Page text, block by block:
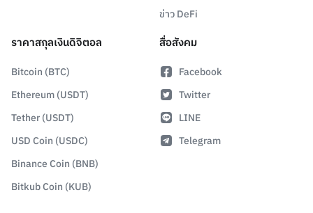
ข่าว DeFi
ราคาสกุลเงินดิจิตอล
Bitcoin (BTC)
Ethereum (USDT)
Tether (USDT)
USD Coin (USDC)
Binance Coin (BNB)
Bitkub Coin (KUB)
สื่อสังคม
Facebook
Twitter
LINE
Telegram